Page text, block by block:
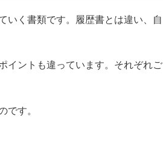
いく書類です。履歴書とは違い、自
イントも違っています。それぞれご
です。